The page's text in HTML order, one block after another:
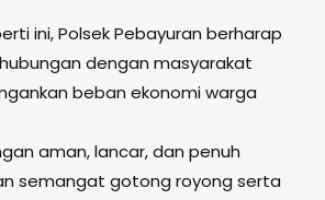
ini, Polsek Pebayuran berharap
dengan masyarakat
beban ekonomi warga
aman, lancar, dan penuh
semangat gotong royong serta